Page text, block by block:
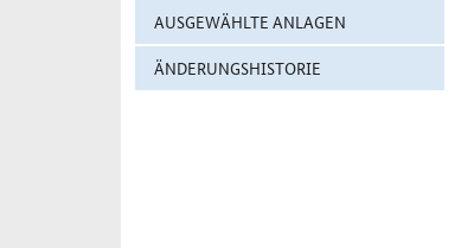
AUSGEWÄHLTE ANLAGEN
ÄNDERUNGSHISTORIE